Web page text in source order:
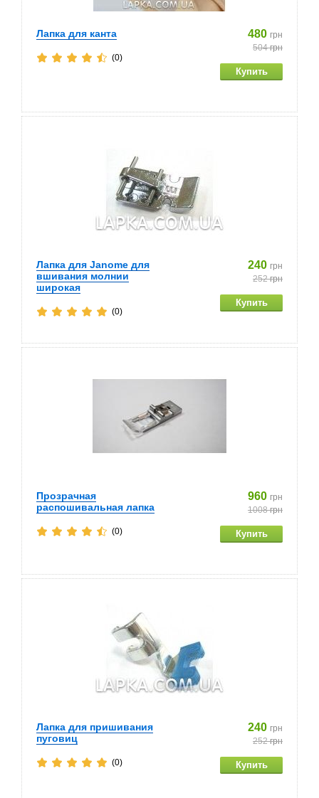
Лапка для канта 480 грн
504грн
(0)
Лапка для Janome для
вшивания молнии
широкая
240 грн
252грн
(0)
Прозрачная
распошивальная лапка
960 грн
1008грн
(0)
Лапка для пришивания
пуговиц
240 грн
252грн
(0)